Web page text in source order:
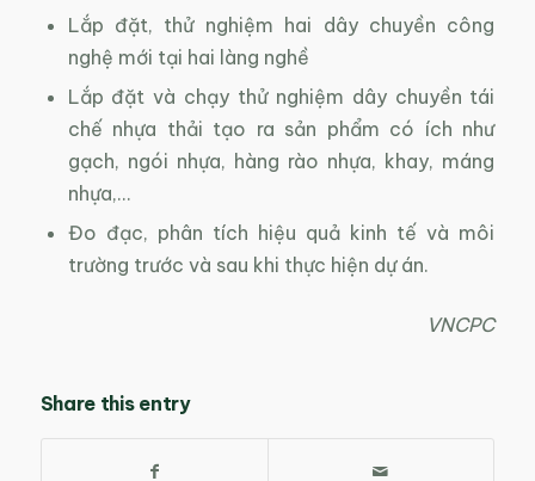
Lắp đặt, thử nghiệm hai dây chuyền công
nghệ mới tại hai làng nghề
Lắp đặt và chạy thử nghiệm dây chuyền tái
chế nhựa thải tạo ra sản phẩm có ích như
gạch, ngói nhựa, hàng rào nhựa, khay, máng
nhựa,…
Đo đạc, phân tích hiệu quả kinh tế và môi
trường trước và sau khi thực hiện dự án.
VNCPC
Share this entry